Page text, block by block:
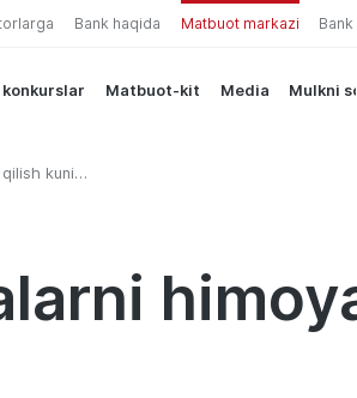
Bank haqida Matbuot markazi Bank
Matbuot-kit Media Mulkni
kuni